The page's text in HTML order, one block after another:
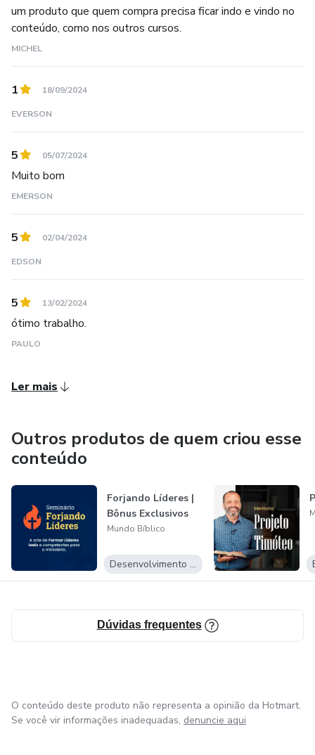
Investindo em Missões Transculturais.
um produto que quem compra precisa ficar indo e vindo no
conteúdo, como nos outros cursos.
MICHEL
1 18/09/2024
EVERSON
5 05/07/2024
Muito bom
EMERSON
5 02/04/2024
EDSON
5 13/02/2024
ótimo trabalho.
PAULO
Ler mais
Outros produtos de quem criou esse
conteúdo
Forjando Líderes |
Bônus Exclusivos
Mundo Bíblico
Desenvolvimento Pessoal
Dúvidas frequentes
O conteúdo deste produto não representa a opinião da Hotmart.
Se você vir informações inadequadas, denuncie aqui